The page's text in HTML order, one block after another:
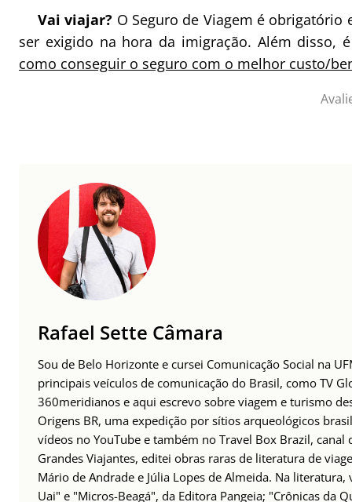
Vai viajar? O Seguro de Viagem é obrigatório
ser exigido na hora da imigração. Além disso,
como conseguir o seguro com o melhor custo/
Rafael Sette Câmara
Sou de Belo Horizonte e cursei Comunicação Social na
principais veículos de comunicação do Brasil, como TV
360meridianos e aqui escrevo sobre viagem e turismo
Origens BR, uma expedição por sítios arqueológicos
vídeos no YouTube e também no Travel Box Brazil,
Grandes Viajantes, editei obras raras de literatura de
Mário de Andrade e Júlia Lopes de Almeida. Na
Uai" e "Micros-Beagá", da Editora Pangeia; "Crônicas da